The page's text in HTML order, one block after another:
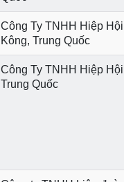
Công Ty TNHH Hiệp
Kông, Trung Quốc
Công Ty TNHH Hiệp
Trung Quốc